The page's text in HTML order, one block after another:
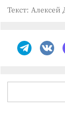
Текст: Алексей